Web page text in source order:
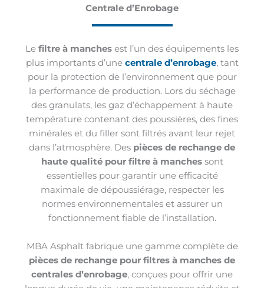
Centrale d’Enrobage
Le filtre à manches est l’un des équipements les
plus importants d’une centrale d’enrobage, tant
pour la protection de l’environnement que pour
la performance de production. Lors du séchage
des granulats, les gaz d’échappement à haute
température contenant des poussières, des fines
minérales et du filler sont filtrés avant leur rejet
dans l’atmosphère. Des pièces de rechange de
haute qualité pour filtre à manchessont
essentielles pour garantir une efficacité
maximale de dépoussiérage, respecter les
normes environnementales et assurer un
fonctionnement fiable de l’installation.
MBA Asphalt fabrique une gamme complète de
pièces de rechange pour filtres à manches de
centrales d’enrobage, conçues pour offrir une